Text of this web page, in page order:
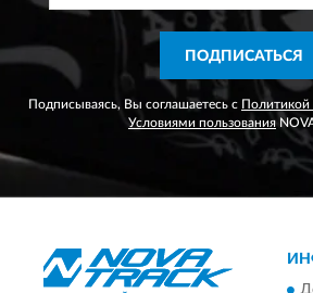
ПОДПИСАТЬСЯ
Подписываясь, Вы соглашаетесь с Политикой
Условиями пользования